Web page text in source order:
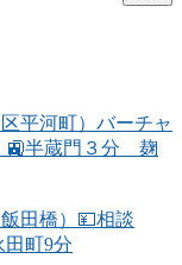
平河町）バーチャ
🚉半蔵門３分 麹
田橋）💴相談
町9分